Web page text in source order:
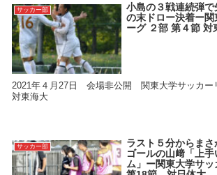
サッカー部
小島の３戦連続弾
の末ドロー決着ー関
ーグ ２部 第４節 対
2021年４月27日 会場非公開 関東大学サッカー
対東海大
サッカー部
ラスト５分からまさ
ゴールの山﨑「上
ム」ー関東大学サ